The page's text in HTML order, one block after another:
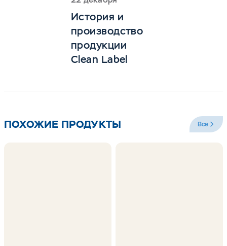
История и
производство
продукции
Clean Label
ПОХОЖИЕ ПРОДУКТЫ Все